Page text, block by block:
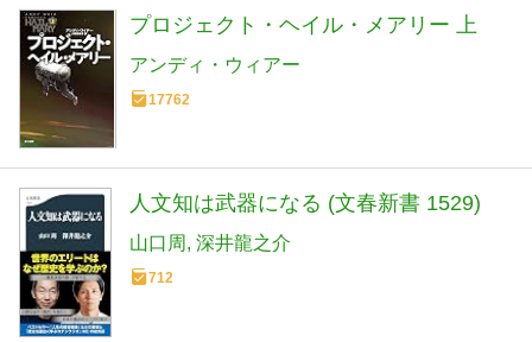
プロジェクト・ヘイル・メアリー 上
アンディ・ウィアー
17762
人文知は武器になる (文春新書 1529)
山口周 深井龍之介
712